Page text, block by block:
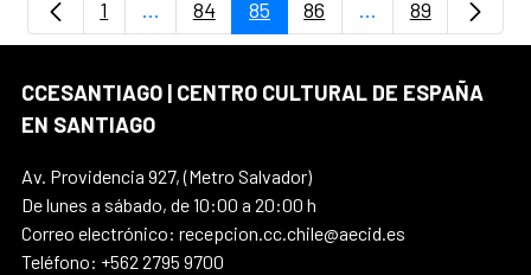
Página
1 ...Páginas intermedias Use TAB para
Página
84 Página
85 Página
86 ...PáginasPágina
89
CCESANTIAGO | CENTRO CULTURAL DE ESPAÑA
EN SANTIAGO
Av. Providencia 927, (Metro Salvador)
De lunes a sábado, de 10:00 a 20:00 h
Correo electrónico: recepcion.cc.chile@aecid.es
Teléfono: +562 2795 9700